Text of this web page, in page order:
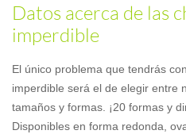
Datos acerca de las
imperdible
El único problema que tendrás
imperdible será el de elegir entre
tamaños y formas. ¡20 formas y
Disponibles en forma redonda,